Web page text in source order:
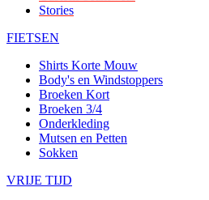
Stories
FIETSEN
Shirts Korte Mouw
Body's en Windstoppers
Broeken Kort
Broeken 3/4
Onderkleding
Mutsen en Petten
Sokken
VRIJE TIJD